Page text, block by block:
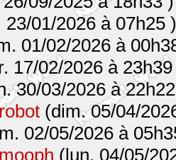
23/01/2026 à 07h25 )
01/02/2026 à
17/02/2026 à
30/03/2026 à
(dim. 05/04/
02/05/2026 à
(lun. 04/05/